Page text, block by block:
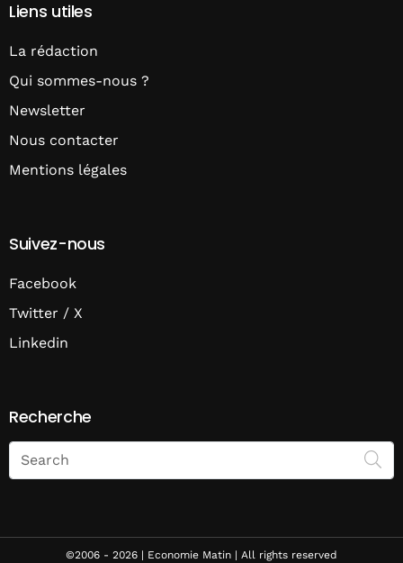
Liens utiles
La rédaction
Qui sommes-nous ?
Newsletter
Nous contacter
Mentions légales
Suivez-nous
Facebook
Twitter / X
Linkedin
Recherche
Search
on
Economie
©2006 - 2026 | Economie Matin | All rights reserved